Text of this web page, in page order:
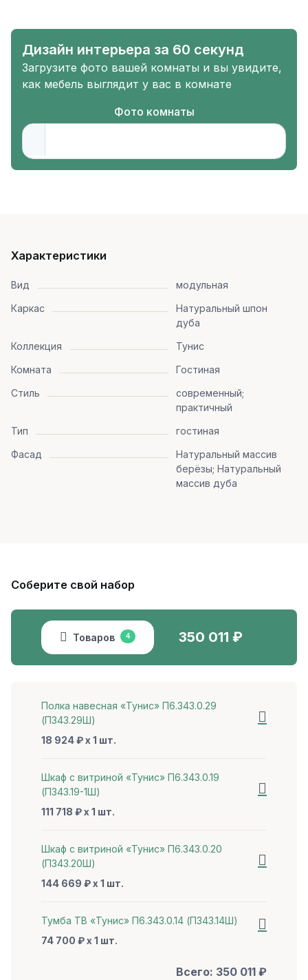
Дизайн интерьера за 60 секунд
Загрузите фото вашей комнаты и вы увидите,
как мебель выглядит у вас в комнате
Фото комнаты
Характеристики
Вид
модульная
Каркас
Натуральный шпон
дуба
Коллекция
Тунис
Комната
Гостиная
Стиль
современный;
практичный
Тип
гостиная
Фасад
Натуральный массив
берёзы; Натуральный
массив дуба
Соберите свой набор
Товаров 4 350 011 ₽
Полка навесная «Тунис» П6.343.0.29
(П343.29Ш)
18 924 ₽ x 1 шт.
Шкаф с витриной «Тунис» П6.343.0.19
(П343.19-1Ш)
111 718 ₽ x 1 шт.
Шкаф с витриной «Тунис» П6.343.0.20
(П343.20Ш)
144 669 ₽ x 1 шт.
Тумба ТВ «Тунис» П6.343.0.14 (П343.14Ш)
74 700 ₽ x 1 шт.
Всего: 350 011 ₽